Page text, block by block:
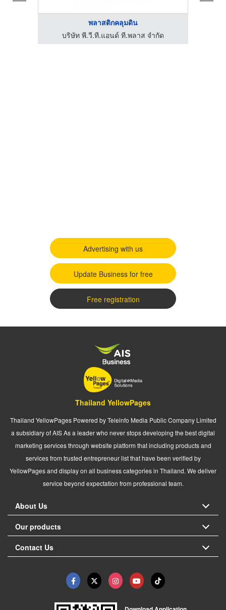
พลาสติกคลุมดิน
บริษัท พี.วี.ที.แอนด์ ที.พลาส จำกัด
Advertising with us
Update Business for free
Free registration
Thailand YellowPages
Thailand YellowPages Powered by Teleinfo Media Public Company Limited
a subsidiary of AIS As a leader who never stops developing the best digital
marketing services through website platform that including products and
services from trusted entrepreneur list that have been verified by
YellowPages and display on all business categories in Thailand. We deliver
service beyond expectation from professional team.
About Us
Our products
Contact Us